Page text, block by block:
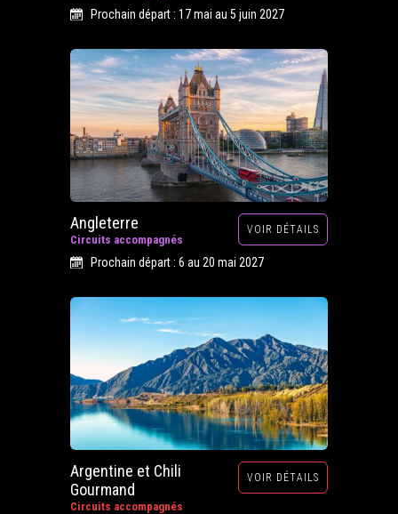
Prochain départ : 17 mai au 5 juin 2027
Angleterre
Circuits accompagnés
VOIR DÉTAILS
Prochain départ : 6 au 20 mai 2027
Argentine et Chili
Gourmand
Circuits accompagnés
VOIR DÉTAILS